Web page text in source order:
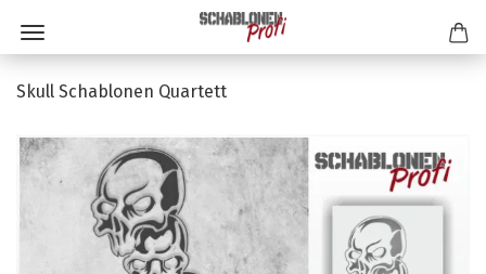
Skull Schablonen Quartett